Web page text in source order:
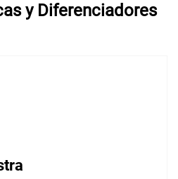
y Diferenciadores